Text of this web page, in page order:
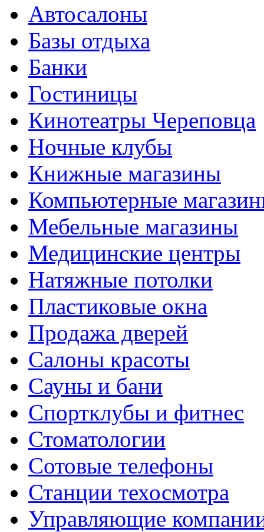
Автосалоны
Базы отдыха
Банки
Гостиницы
Кинотеатры Череповца
Ночные клубы
Книжные магазины
Компьютерные
Мебельные магазины
Медицинские центры
Натяжные потолки
Пластиковые окна
Продажа дверей
Салоны красоты
Сауны и бани
Спортклубы и фитнес
Стоматологии
Сотовые телефоны
Станции техосмотра
Управляющие